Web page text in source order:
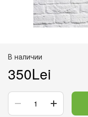
В наличии
350Lei